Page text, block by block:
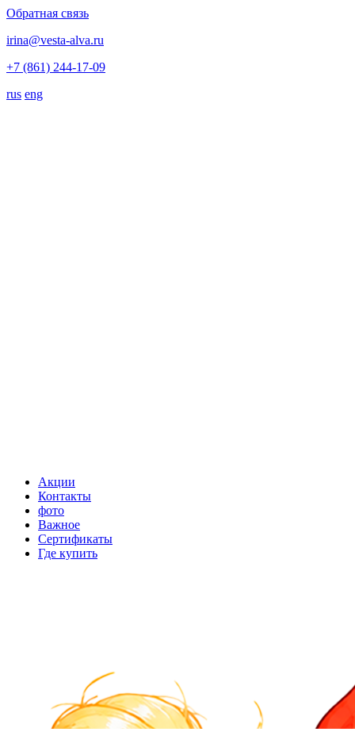
Обратная связь
irina@vesta-alva.ru
+7 (861) 244-17-09
rus eng
Акции
Контакты
фото
Важное
Сертификаты
Где купить